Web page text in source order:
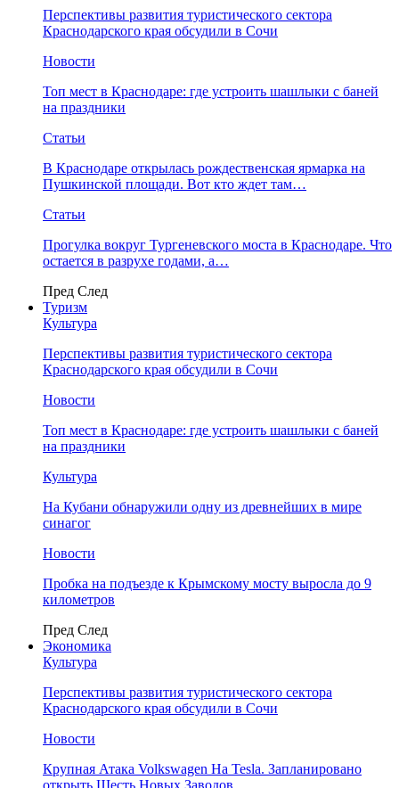
Перспективы развития туристического сектора
Краснодарского края обсудили в Сочи
Новости
Топ мест в Краснодаре: где устроить шашлыки с баней
на праздники
Статьи
В Краснодаре открылась рождественская ярмарка на
Пушкинской площади. Вот кто ждет там…
Статьи
Прогулка вокруг Тургеневского моста в Краснодаре. Что
остается в разрухе годами, а…
Пред След
Туризм
Культура
Перспективы развития туристического сектора
Краснодарского края обсудили в Сочи
Новости
Топ мест в Краснодаре: где устроить шашлыки с баней
на праздники
Культура
На Кубани обнаружили одну из древнейших в мире
синагог
Новости
Пробка на подъезде к Крымскому мосту выросла до 9
километров
Пред След
Экономика
Культура
Перспективы развития туристического сектора
Краснодарского края обсудили в Сочи
Новости
Крупная Атака Volkswagen На Tesla. Запланировано
открыть Шесть Новых Заводов